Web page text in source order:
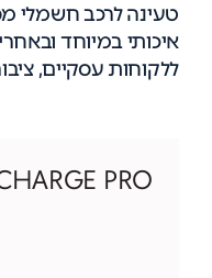
איכותי במיוחד
ללקוחות עסקיים,
PRO